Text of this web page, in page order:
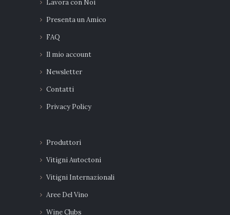
Lavora con Noi
Presenta un Amico
FAQ
Il mio account
Newsletter
Contatti
Privacy Policy
Produttori
Vitigni Autoctoni
Vitigni Internazionali
Aree Del Vino
Wine Clubs